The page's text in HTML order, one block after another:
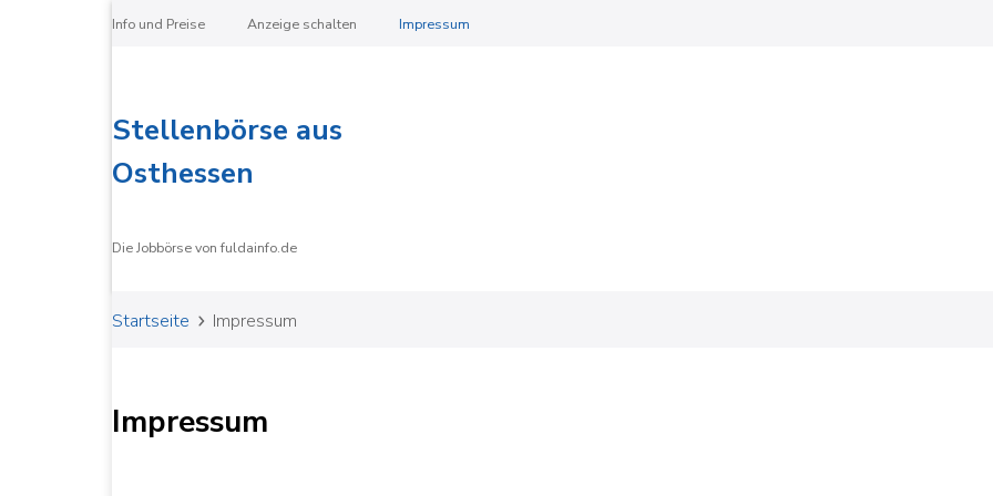
Info und Preise Anzeige schalten Impressum
Stellenbörse aus
Osthessen
Die Jobbörse von fuldainfo.de
Startseite Impressum
Impressum